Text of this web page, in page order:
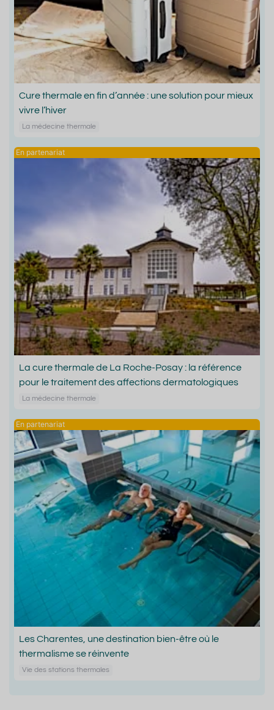
Cure thermale en fin d’année : une solution pour mieux
vivre l’hiver
La médecine thermale
La cure thermale de La Roche-Posay : la référence
pour le traitement des affections dermatologiques
La médecine thermale
Les Charentes, une destination bien-être où le
thermalisme se réinvente
Vie des stations thermales